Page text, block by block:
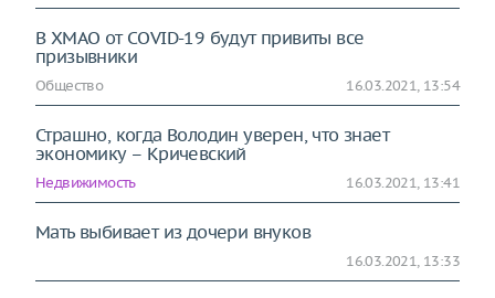
В ХМАО от COVID-19 будут привиты все
призывники
Общество 16.03.2021, 13:54
Страшно, когда Володин уверен, что знает
экономику – Кричевский
Недвижимость 16.03.2021, 13:41
Мать выбивает из дочери внуков
16.03.2021, 13:33